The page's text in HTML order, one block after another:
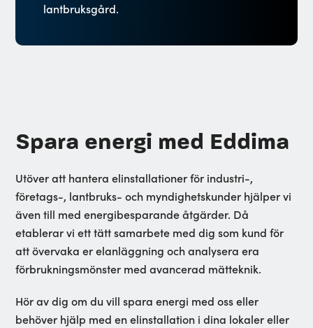
lantbruksgård.
Spara energi med Eddima
Utöver att hantera elinstallationer för industri-,
företags-, lantbruks- och myndighetskunder hjälper vi
även till med energibesparande åtgärder. Då
etablerar vi ett tätt samarbete med dig som kund för
att övervaka er elanläggning och analysera era
förbrukningsmönster med avancerad mätteknik.
Hör av dig om du vill spara energi med oss eller
behöver hjälp med en elinstallation i dina lokaler eller